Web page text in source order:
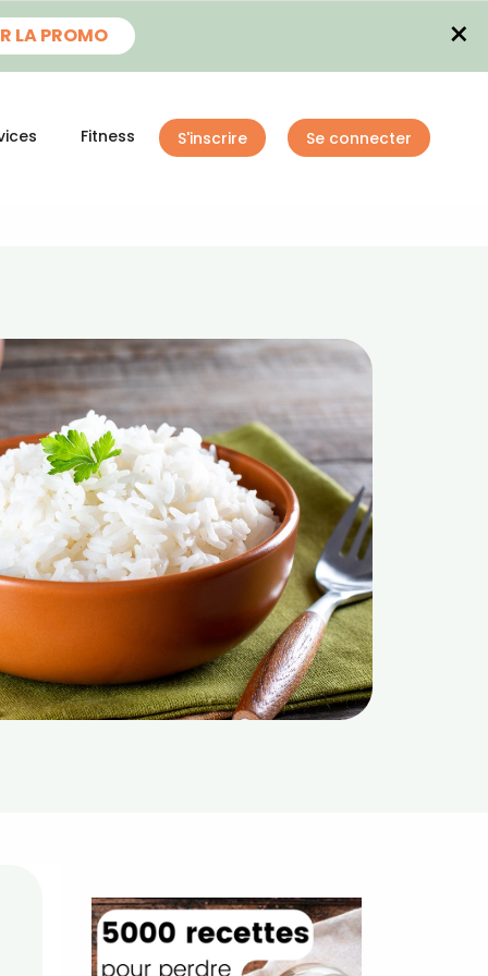
LA PROMO ×
Fitness S'inscrire Se connecter